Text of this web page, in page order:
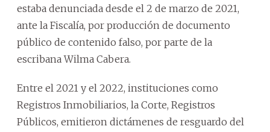
estaba denunciada desde el 2 de marzo de 2021,
ante la Fiscalía, por producción de documento
público de contenido falso, por parte de la
escribana Wilma Cabera.
Entre el 2021 y el 2022, instituciones como
Registros Inmobiliarios, la Corte, Registros
Públicos, emitieron dictámenes de resguardo del